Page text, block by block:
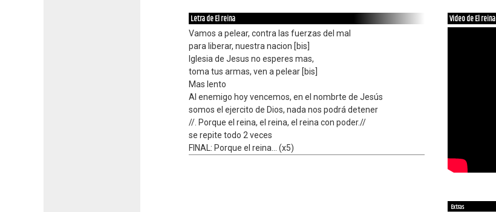
Letra de El reina
Vamos a pelear, contra las fuerzas del mal
para liberar, nuestra nacion [bis]
Iglesia de Jesus no esperes mas,
toma tus armas, ven a pelear [bis]
Mas lento
Al enemigo hoy vencemos, en el nombrte de Jesús
somos el ejercito de Dios, nada nos podrá detener
//. Porque el reina, el reina, el reina con poder.//
se repite todo 2 veces
FINAL: Porque el reina... (x5)
Video de El reina
Extras